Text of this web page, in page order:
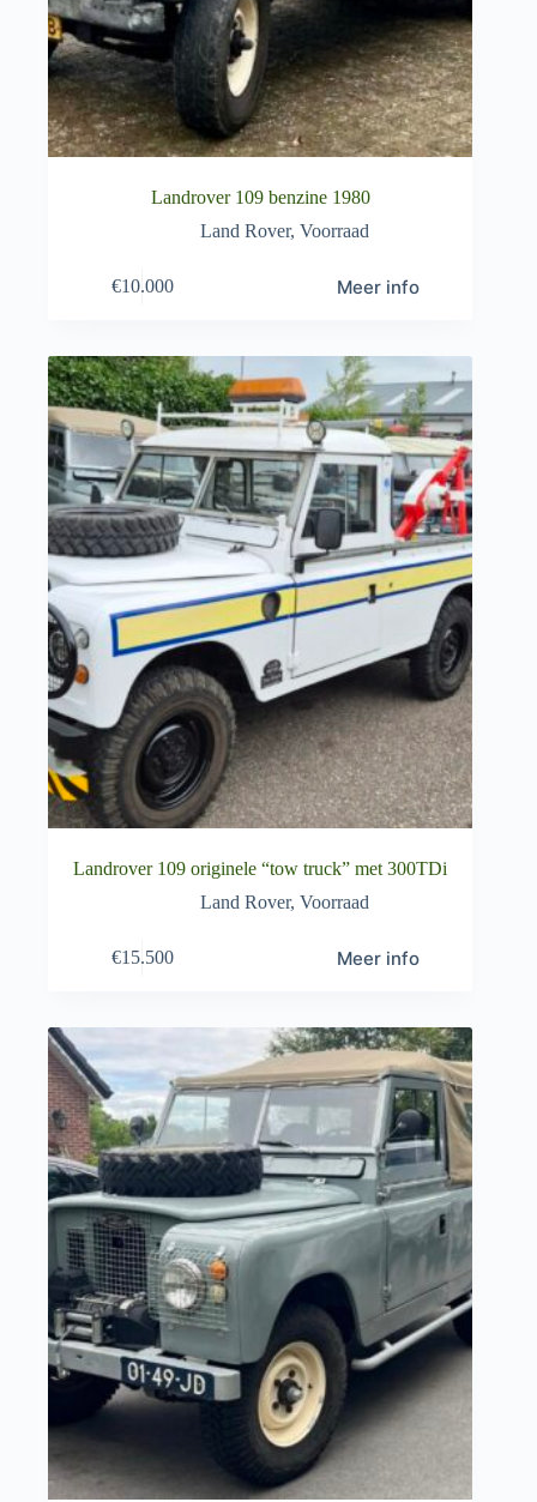
Landrover 109 benzine 1980
Land Rover, Voorraad
€10.000 Meer info
Landrover 109 originele “tow truck” met 300TDi
Land Rover, Voorraad
€15.500 Meer info